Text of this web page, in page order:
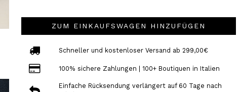
ZUM EINKAUFSWAGEN HINZUFÜGEN
Schneller und kostenloser Versand ab 299,00€
100% sichere Zahlungen | 100+ Boutiquen in Italien
Einfache Rücksendung verlängert auf 60 Tage nach